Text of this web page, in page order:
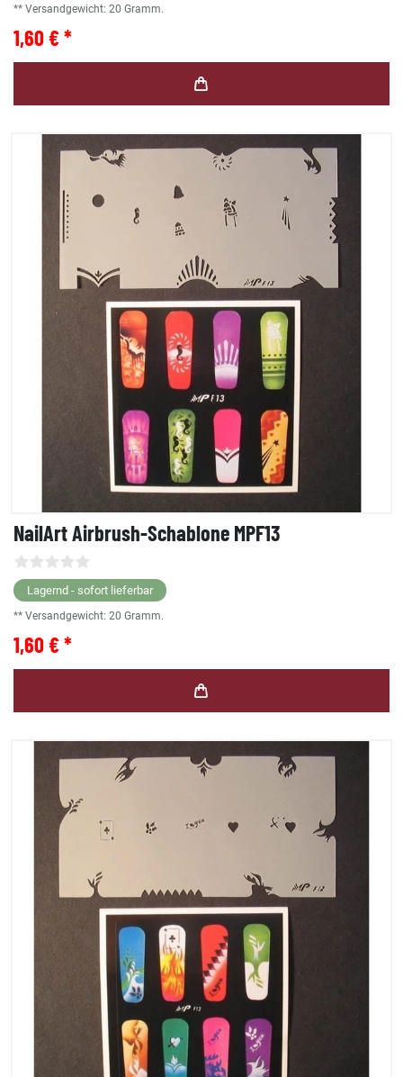
** Versandgewicht: 20 Gramm.
1,60 € *
NailArt Airbrush-Schablone MPF13
Lagernd - sofort lieferbar
** Versandgewicht: 20 Gramm.
1,60 € *